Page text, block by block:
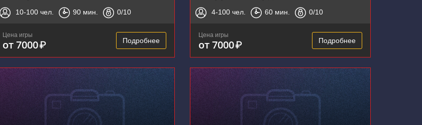
10-100 чел. 90 мин. 0/10
Цена игры
от 7000₽ Подробнее
4-100 чел. 60 мин. 0/10
Цена игры
от 7000₽ Подробнее